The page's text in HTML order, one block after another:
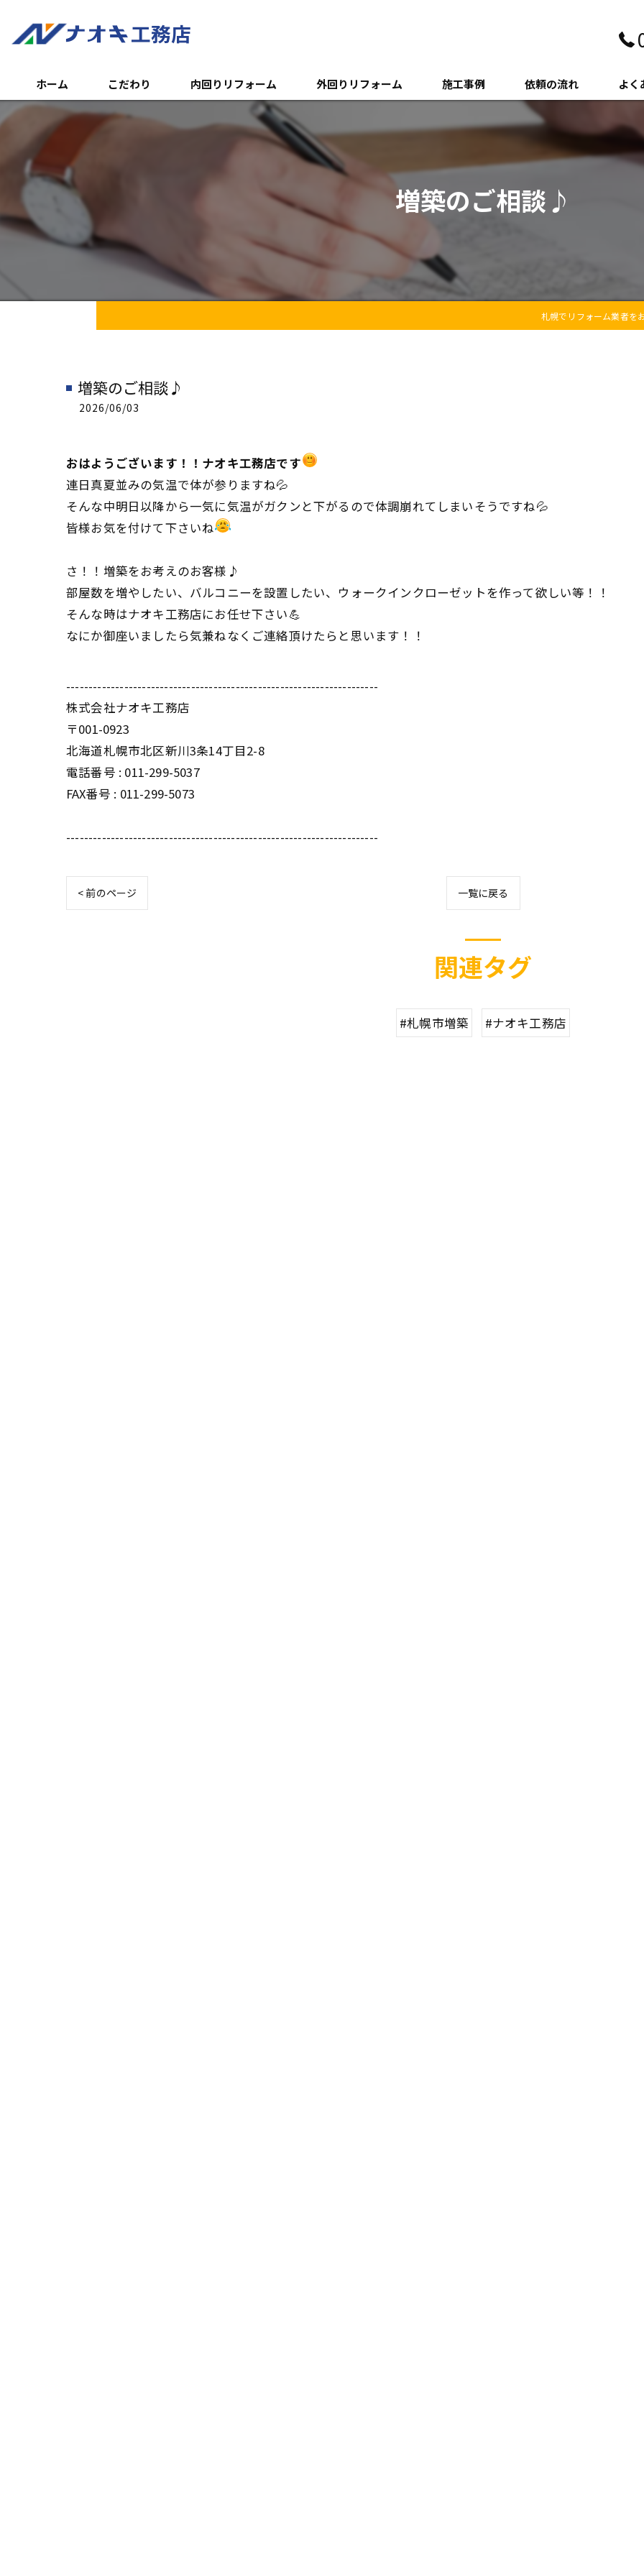
ホーム こだわり 内回りリフォーム
トイレのリフォーム
キッチンのリフォーム
外回りリフォーム
外壁・サイディング
エクステリア
施工事例 依頼の流れ よく
増築のご相談♪
札幌でリフォーム業者を
増築のご相談♪
2026/06/03
おはようございます！！ナオキ工務店です
連日真夏並みの気温で体が参りますね💦
そんな中明日以降から一気に気温がガクンと下がるので体調崩れてしまいそうですね💦
皆様お気を付けて下さいね
さ！！増築をお考えのお客様♪
部屋数を増やしたい、バルコニーを設置したい、ウォークインクローゼットを作って欲しい等！！
そんな時はナオキ工務店にお任せ下さい💪
なにか御座いましたら気兼ねなくご連絡頂けたらと思います！！
----------------------------------------------------------------------
株式会社ナオキ工務店
〒001-0923
北海道札幌市北区新川3条14丁目2-8
電話番号 : 011-299-5037
FAX番号 : 011-299-5073
----------------------------------------------------------------------
< 前のページ 一覧に戻る
関連タグ
#札幌市増築 #ナオキ工務店